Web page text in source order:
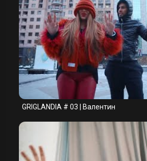
GRIGLANDIA # 03 | Валентин